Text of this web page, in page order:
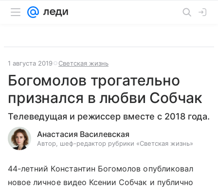
1 августа 2019 Светская жизнь
Богомолов трогательно
признался в любви Собчак
Телеведущая и режиссер вместе с 2018 года.
Анастасия Василевская
Автор, шеф-редактор рубрики «Светская жизнь»
44-летний Константин Богомолов опубликовал
новое личное видео Ксении Собчак и публично